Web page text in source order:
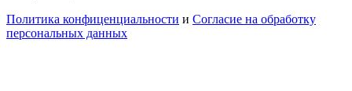
Политика конфиценциальности и Согласие на обработку
персональных данных